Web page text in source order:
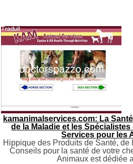
kamanimalservices.com: La
de la Maladie et les
Services pour les
Hippique des Produits de Santé,
Conseils pour la santé de votre
Animaux est dédiée